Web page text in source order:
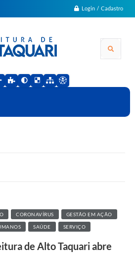
Login / Cadastro
CORONAVÍRUS GESTÃO EM AÇÃO
SAÚDE SERVIÇO
de Alto Taquari abre